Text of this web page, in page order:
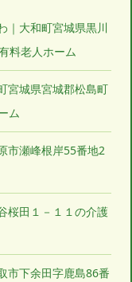
大和町宮城県黒川
料老人ホーム
宮城県宮城郡松島町
ム
市瀬峰根岸55番地2
桜田１－１１の介護
市下余田字鹿島86番